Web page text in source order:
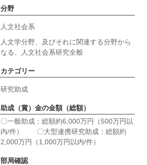
分野
人文社会系
人文学分野、及びそれに関連する分野から
なる、人文社会系研究全般
カテゴリー
研究助成
助成（賞）金の金額（総額）
〇一般助成：総額約6,000万円（500万円以
内/件） 〇大型連携研究助成：総額約
2,000万円（1,000万円以内/件）
部局確認